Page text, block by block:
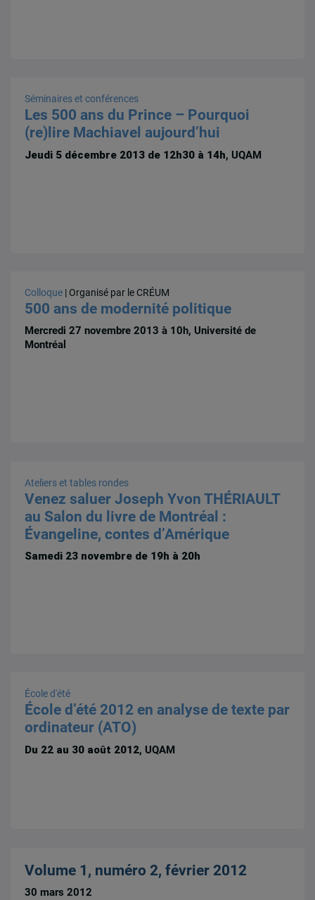
Séminaires et conférences
Les 500 ans du Prince – Pourquoi
(re)lire Machiavel aujourd’hui
Jeudi 5 décembre 2013 de 12h30 à 14h, UQAM
Colloque | Organisé par le CRÉUM
500 ans de modernité politique
Mercredi 27 novembre 2013 à 10h, Université de
Montréal
Ateliers et tables rondes
Venez saluer Joseph Yvon THÉRIAULT
au Salon du livre de Montréal :
Évangeline, contes d’Amérique
Samedi 23 novembre de 19h à 20h
École d'été
École d’été 2012 en analyse de texte par
ordinateur (ATO)
Du 22 au 30 août 2012, UQAM
Volume 1, numéro 2, février 2012
30 mars 2012